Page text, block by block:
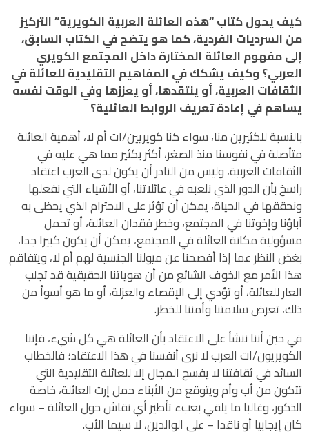
كيف يحول كتاب “هذه العائلة العربية الكويرية” التركيز
من السرديات الفردية، كما هو يتضح في الكتاب السابق،
إلى مفهوم العائلة المختارة داخل المجتمع الكويري
العربي؟ وكيف يشكك في المفاهيم التقليدية للعائلة في
الثقافات العربية، أو ينتقدها، أو يعززها وفي الوقت نفسه
يساهم في إعادة تعريف الروابط العائلية؟
بالنسبة للكثيرين منا، سواء كنا كويريين/ات أم لا، أهمية العائلة
متأصلة في نفوسنا منذ الصغر، أكثر بكثير مما هي عليه في
الثقافات الغربية، وليس من النادر أن يكون لدى العرب اعتقاد
راسخ بأن الدور الذي نلعبه في عائلاتنا، أو الأشياء التي نفعلها
ونحققها في الحياة، يمكن أن تؤثر على الاحترام الذي يحظى به
آباؤنا وإخوتنا في المجتمع، وخطر فقدان العائلة، أو تحمل
مسؤولية مكانة العائلة في المجتمع، يمكن أن يكون كبيرا جدا،
بغض النظر عما إذا أفصحنا عن ميولنا الجنسية لهم أم لا، ويتفاقم
هذا الأمر مع الخوف الشائع من أن هوياتنا الحقيقية قد تجلب
العار للعائلة، أو تؤدي إلى الإقصاء والعزلة، أو ما هو أسوأ من
ذلك، تعرض سلامتنا وأمننا للخطر.
في حين أننا ننشأ على الاعتقاد بأن العائلة هي كل شيء، فإننا
الكويريون/ات العرب لا نرى أنفسنا في هذا الاعتقاد؛ فالخطاب
السائد في ثقافتنا لا يفسح المجال إلا للعائلة التقليدية التي
تتكون من أب وأم ويتوقع من الأبناء حمل إرث العائلة، خاصة
الذكور، وغالبا ما يلقي بعبء تأطير أي نقاش حول العائلة – سواء
كان إيجابيا أو ناقدا – على الوالدين، لا سيما الأب.